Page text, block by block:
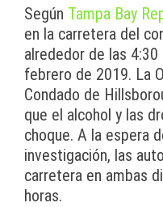
Según Tampa Bay
en la carretera del
alrededor de las
febrero de 2019. La
Condado de
que el alcohol y las
choque. A la espera
investigación, las
carretera en ambas
horas.